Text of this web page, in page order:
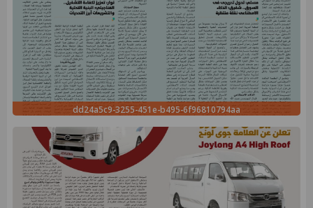
dd24a5c9-3255-451e-b495-6f96810794aa